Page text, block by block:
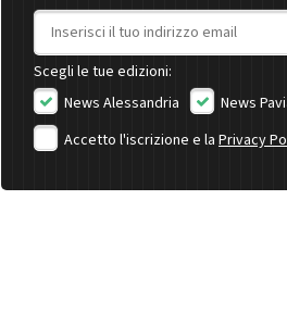
Indirizzo email
Scegli le tue edizioni:
News Alessandria
News
Accetto l'iscrizione e la Privacy